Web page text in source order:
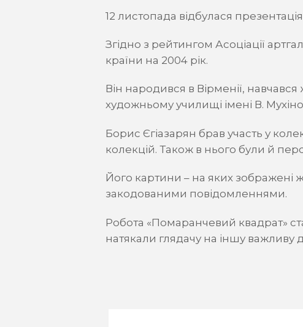
12 листопада відбулася
Згідно з рейтингом Асоціації
країни на 2004 рік.
Він народився в Вірменії,
художньому училищі імені В.
Борис Єгіазарян брав участь у
колекцій. Також в нього були й
Його картини – на яких зображені
закодованими повідомленнями.
Робота «Помаранчевий квадрат»
натякали глядачу на іншу